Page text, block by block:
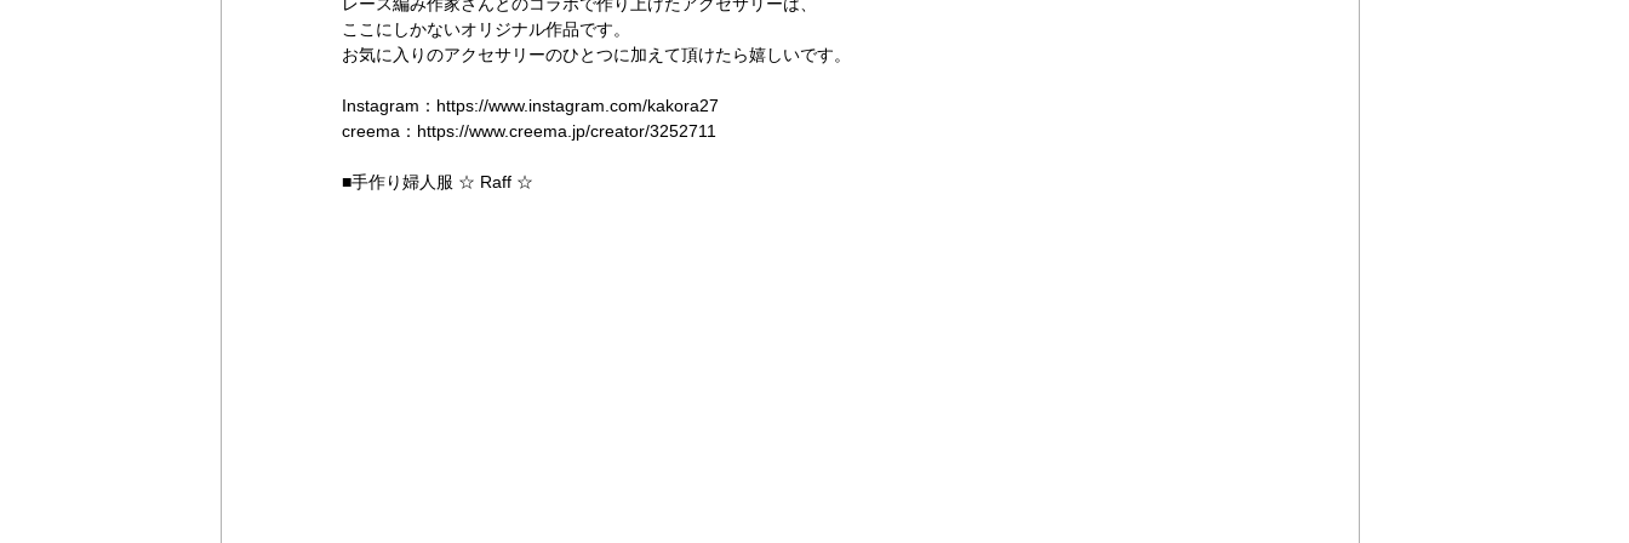
ここにしかないオリジナル作品です。
お気に入りのアクセサリーのひとつに加えて頂けたら嬉しいです。
Instagram：https://www.instagram.com/kakora27
creema：https://www.creema.jp/creator/3252711
■手作り婦人服 ☆ Raff ☆